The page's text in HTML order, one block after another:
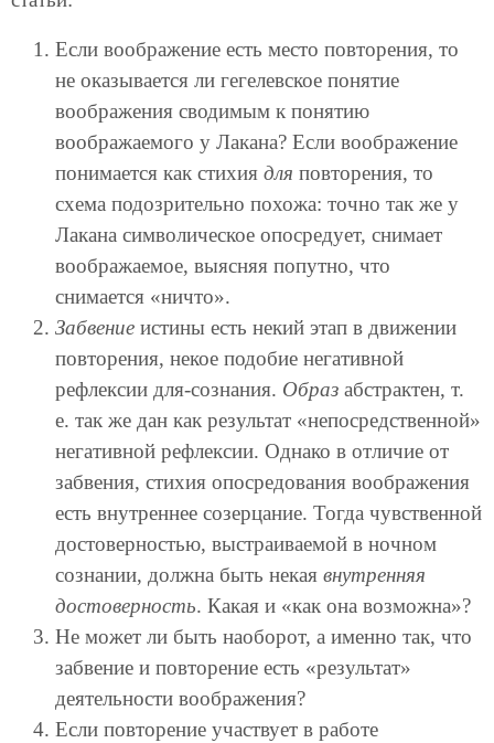
Если воображение есть место повторения, то
не оказывается ли гегелевское понятие
воображения сводимым к понятию
воображаемого у Лакана? Если воображение
понимается как стихия для повторения, то
схема подозрительно похожа: точно так же у
Лакана символическое опосредует, снимает
воображаемое, выясняя попутно, что
снимается «ничто».
Забвение истины есть некий этап в движении
повторения, некое подобие негативной
рефлексии для-сознания. Образ абстрактен, т.
е. так же дан как результат «непосредственной»
негативной рефлексии. Однако в отличие от
забвения, стихия опосредования воображения
есть внутреннее созерцание. Тогда чувственной
достоверностью, выстраиваемой в ночном
сознании, должна быть некая внутренняя
достоверность. Какая и «как она возможна»?
Не может ли быть наоборот, а именно так, что
забвение и повторение есть «результат»
деятельности воображения?
Если повторение участвует в работе